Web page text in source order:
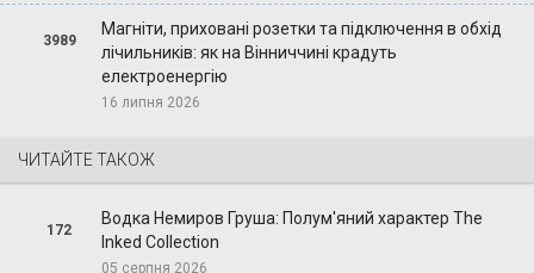
3989
Магніти, приховані розетки та підключення в обхід
лічильників: як на Вінниччині крадуть
електроенергію
16 липня 2026
ЧИТАЙТЕ ТАКОЖ
172
Водка Немиров Груша: Полум'яний характер The
Inked Collection
05 серпня 2026